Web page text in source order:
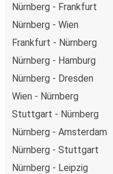
Nürnberg - Frankfurt
Nürnberg - Wien
Frankfurt - Nürnberg
Nürnberg - Hamburg
Nürnberg - Dresden
Wien - Nürnberg
Stuttgart - Nürnberg
Nürnberg - Amsterdam
Nürnberg - Stuttgart
Nürnberg - Leipzig